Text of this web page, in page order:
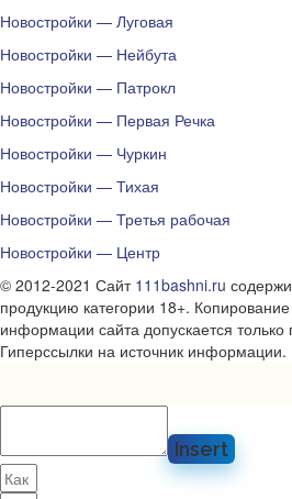
Новостройки — Луговая
Новостройки — Нейбута
Новостройки — Патрокл
Новостройки — Первая Речка
Новостройки — Чуркин
Новостройки — Тихая
Новостройки — Третья рабочая
Новостройки — Центр
© 2012-2021 Сайт 111bashni.ru
продукцию категории 18+.
информации сайта допускается только
Гиперссылки на источник информации.
Insert